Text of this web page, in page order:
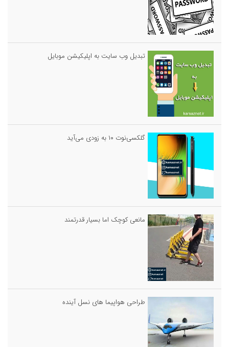
تبدیل وب سایت به اپلیکیشن موبایل
گلکسی‌نوت ۱۰ به زودی می‌آید
مانعی کوچک اما بسیار قدرتمند
طراحی هواپیما های نسل آینده